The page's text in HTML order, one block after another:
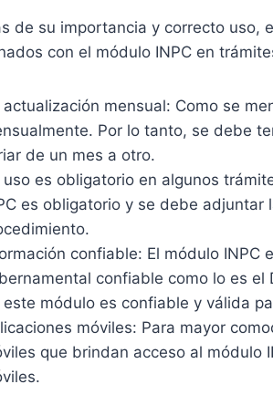
de su importancia y correcto uso,
con el módulo INPC en
actualización mensual: Como se
Por lo tanto, se debe
de un mes a otro.
uso es obligatorio en algunos
es obligatorio y se debe
confiable: El módulo INPC
confiable como lo es
este módulo es confiable y válida
móviles: Para mayor
que brindan acceso al módulo